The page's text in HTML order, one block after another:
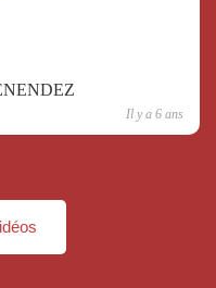
Il y a 6 ans